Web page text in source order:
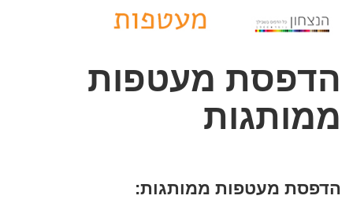
הדפסת מעטפות
ממותגות
הדפסת מעטפות ממותגות: